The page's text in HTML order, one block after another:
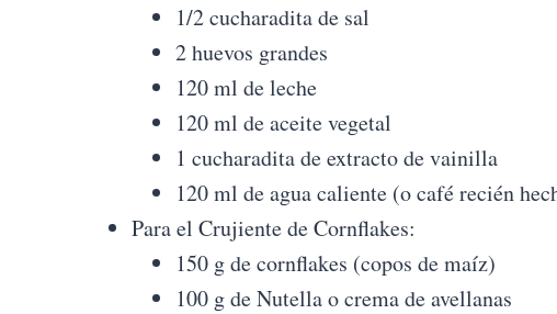
1/2 cucharadita de sal
2 huevos grandes
120 ml de leche
120 ml de aceite vegetal
1 cucharadita de extracto de vainilla
120 ml de agua caliente (o café recién
Para el Crujiente de Cornflakes:
150 g de cornflakes (copos de maíz)
100 g de Nutella o crema de avellanas